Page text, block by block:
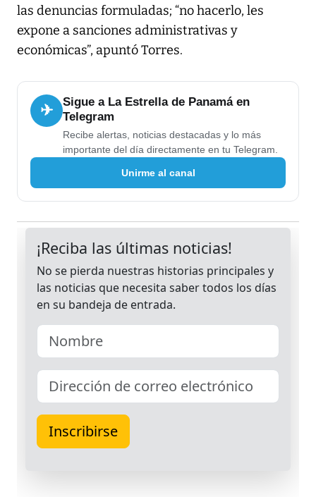
las denuncias formuladas; “no hacerlo, les
expone a sanciones administrativas y
económicas”, apuntó Torres.
✈
Sigue a La Estrella de Panamá en
Telegram
Recibe alertas, noticias destacadas y lo más
importante del día directamente en tu Telegram.
Unirme al canal